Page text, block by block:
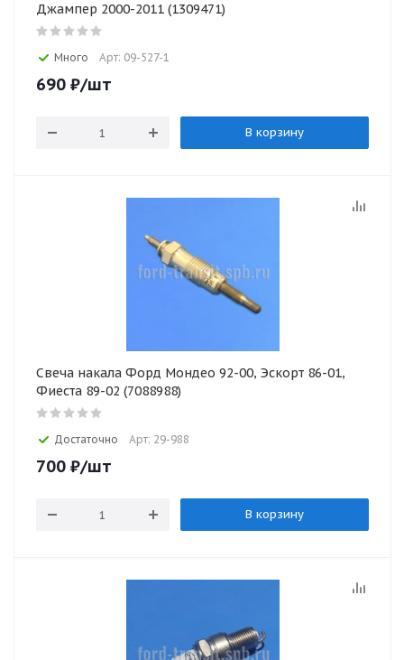
Джампер 2000-2011 (1309471)
Много Арт: 09-527-1
690 ₽/шт
В корзину
Свеча накала Форд Мондео 92-00, Эскорт 86-01,
Фиеста 89-02 (7088988)
Достаточно Арт: 29-988
700 ₽/шт
В корзину